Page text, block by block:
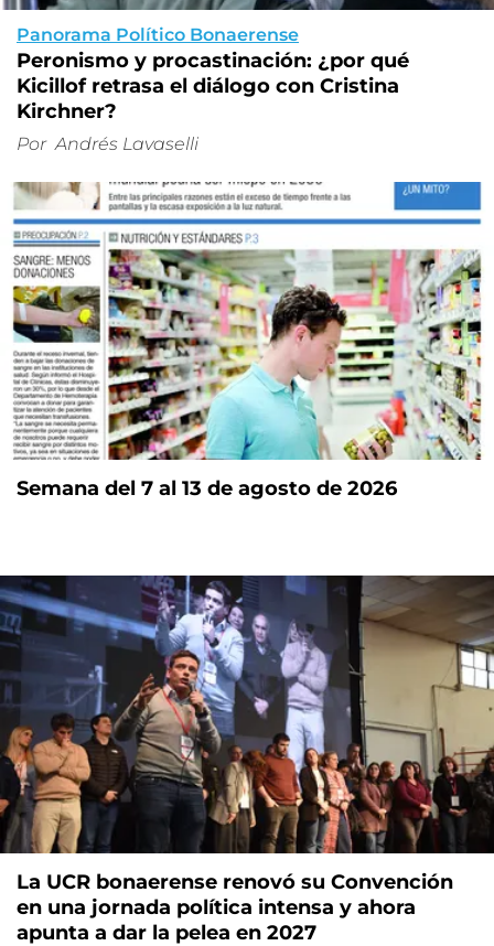
Panorama Político Bonaerense
Peronismo y procastinación: ¿por qué
Kicillof retrasa el diálogo con Cristina
Kirchner?
Por Andrés Lavaselli
Semana del 7 al 13 de agosto de 2026
La UCR bonaerense renovó su Convención
en una jornada política intensa y ahora
apunta a dar la pelea en 2027